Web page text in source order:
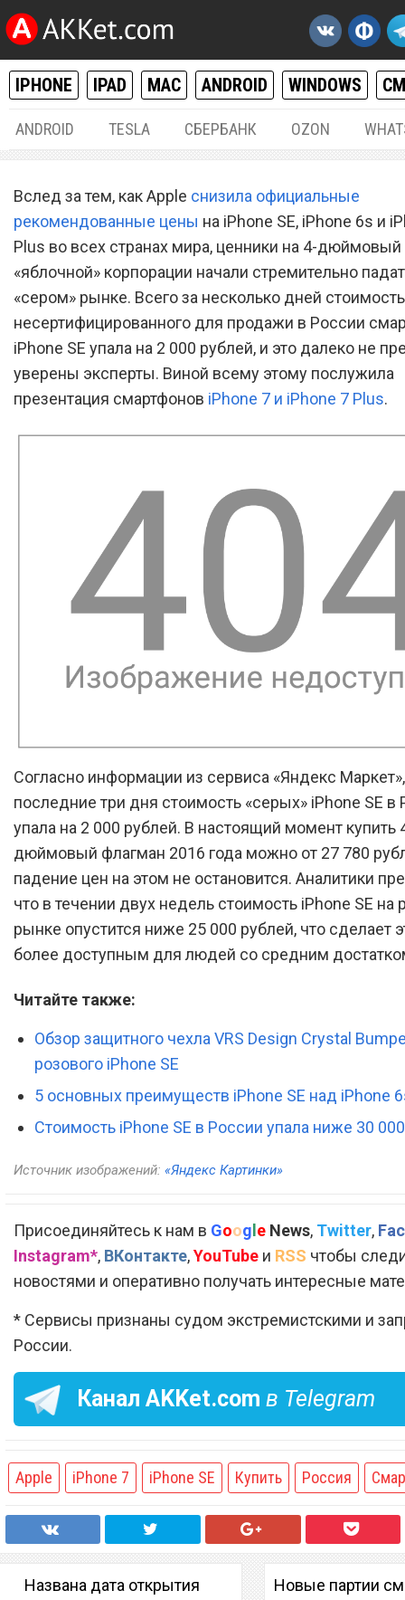
IPHONE IPAD MAC ANDROID WINDOWS
ANDROID TESLA СБЕРБАНК OZON
Стоимость iPhone SE на
рынке начала резко
после презентации
Вслед за тем, как Apple снизила официальные
рекомендованные цены на iPhone SE, iPhone 6s и
Plus во всех странах мира, ценники на 4-
«яблочной» корпорации начали стремительно
«сером» рынке. Всего за несколько дней стоимость
несертифицированного для продажи в России
iPhone SE упала на 2 000 рублей, и это далеко не
уверены эксперты. Виной всему этому послужила
презентация смартфонов iPhone 7 и iPhone 7 Plus.
Согласно информации из сервиса «Яндекс
последние три дня стоимость «серых» iPhone SE в
упала на 2 000 рублей. В настоящий момент купить
дюймовый флагман 2016 года можно от 27 780
падение цен на этом не остановится. Аналитики
что в течении двух недель стоимость iPhone SE на
рынке опустится ниже 25 000 рублей, что сделает
более доступным для людей со средним
Читайте также:
Обзор защитного чехла VRS Design Crystal
розового iPhone SE
5 основных преимуществ iPhone SE над iPhone
Стоимость iPhone SE в России упала ниже 30
Источник изображений: «Яндекс Картинки»
Присоединяйтесь к нам в Goog e News, Twitter,
Instagram*, ВКонтакте,YouTube и RSS чтобы
новостями и оперативно получать интересные
* Сервисы признаны судом экстремистскими и
России.
Канал AKKet.com в Telegram
Apple iPhone 7 iPhone SE Купить Россия
Названа дата открытия
Новые партии